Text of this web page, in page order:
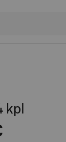
kpl